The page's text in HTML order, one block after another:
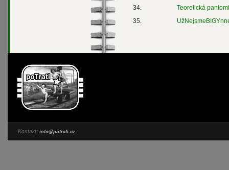
34.
Teoretická
35.
Kontakt: info@potrati.cz